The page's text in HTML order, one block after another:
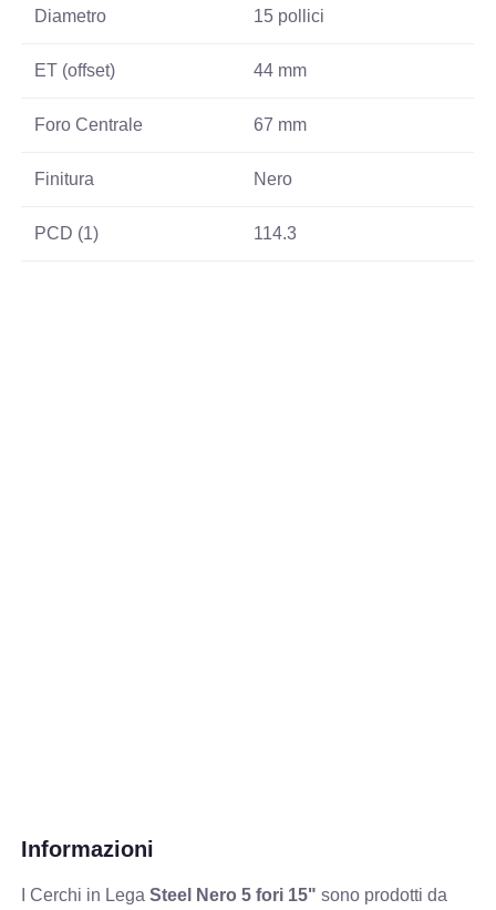
Diametro 15 pollici
ET (offset) 44 mm
Foro Centrale 67 mm
Finitura Nero
PCD (1) 114.3
Informazioni
I Cerchi in LegaSteel Nero 5 fori 15" sono prodotti da